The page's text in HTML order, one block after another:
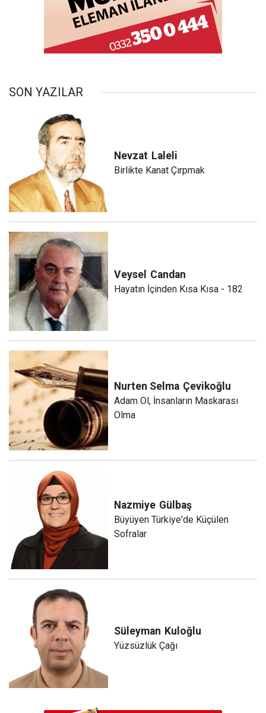
SON YAZILAR
Nevzat Laleli
Birlikte Kanat Çırpmak
Veysel Candan
Hayatın İçinden Kısa Kısa - 182
Nurten Selma Çevikoğlu
Adam Ol, İnsanların Maskarası
Olma
Nazmiye Gülbaş
Büyüyen Türkiye'de Küçülen
Sofralar
Süleyman Kuloğlu
Yüzsüzlük Çağı